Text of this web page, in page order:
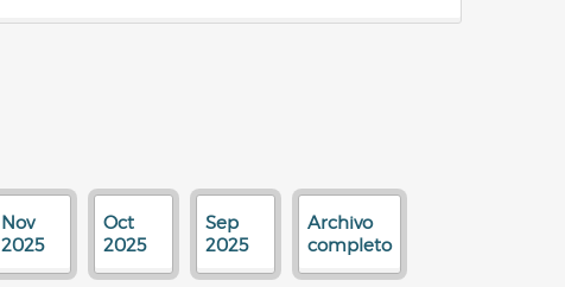
Nov
2025
Oct
2025
Sep
2025
Archivo
completo